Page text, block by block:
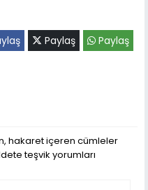
Paylaş Paylaş
hakaret içeren cümleler
teşvik yorumları